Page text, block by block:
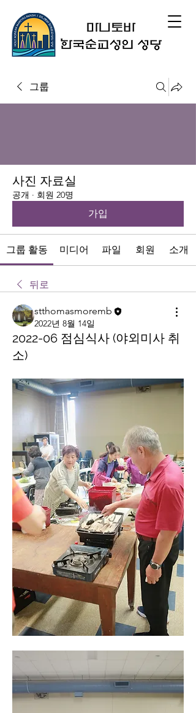
그룹
사진 자료실
공개 · 회원 20명
가입
그룹 활동 미디어 파일 회원 소개
뒤로
stthomasmoremb
2022년 8월 14일
2022-06 점심식사 (야외미사 취
소)